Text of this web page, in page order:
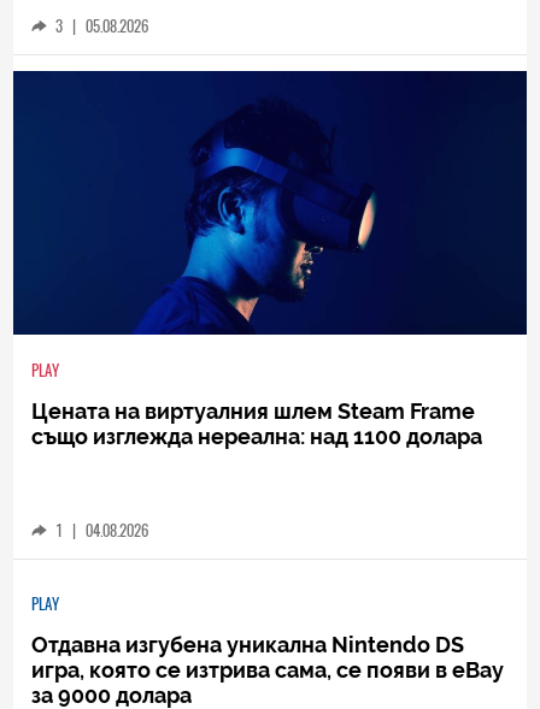
3 | 05.08.2026
PLAY
Цената на виртуалния шлем Steam Frame
също изглежда нереална: над 1100 долара
1 | 04.08.2026
PLAY
Отдавна изгубена уникална Nintendo DS
игра, която се изтрива сама, се появи в eBay
за 9000 долара